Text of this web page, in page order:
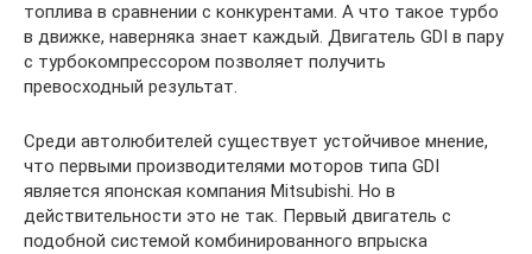
топлива в сравнении с конкурентами. А что такое турбо
в движке, наверняка знает каждый. Двигатель GDI в пару
с турбокомпрессором позволяет получить
превосходный результат.
Среди автолюбителей существует устойчивое мнение,
что первыми производителями моторов типа GDI
является японская компания Mitsubishi. Но в
действительности это не так. Первый двигатель с
подобной системой комбинированного впрыска